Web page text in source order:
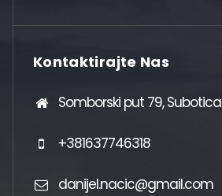
Kontaktirajte Nas
Somborski put 79, Subotica
+381637746318
danijel.nacic@gmail.com